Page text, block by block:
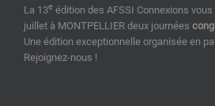
La 13e édition des AFSSI Connexions
juillet à MONTPELLIER deux journées
Une édition exceptionnelle organisée en
Rejoignez-nous !